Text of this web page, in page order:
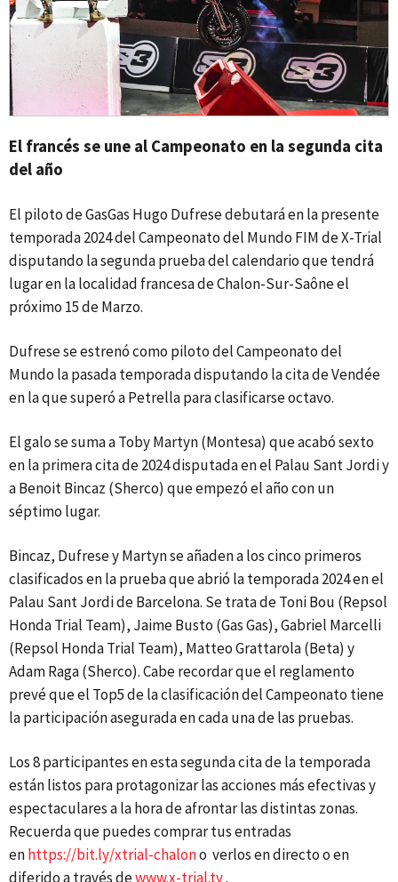
El francés se une al Campeonato en la segunda cita
del año
El piloto de GasGas Hugo Dufrese debutará en la presente
temporada 2024 del Campeonato del Mundo FIM de X-Trial
disputando la segunda prueba del calendario que tendrá
lugar en la localidad francesa de Chalon-Sur-Saône el
próximo 15 de Marzo.
Dufrese se estrenó como piloto del Campeonato del
Mundo la pasada temporada disputando la cita de Vendée
en la que superó a Petrella para clasificarse octavo.
El galo se suma a Toby Martyn (Montesa) que acabó sexto
en la primera cita de 2024 disputada en el Palau Sant Jordi y
a Benoit Bincaz (Sherco) que empezó el año con un
séptimo lugar.
Bincaz, Dufrese y Martyn se añaden a los cinco primeros
clasificados en la prueba que abrió la temporada 2024 en el
Palau Sant Jordi de Barcelona. Se trata de Toni Bou (Repsol
Honda Trial Team), Jaime Busto (Gas Gas), Gabriel Marcelli
(Repsol Honda Trial Team), Matteo Grattarola (Beta) y
Adam Raga (Sherco). Cabe recordar que el reglamento
prevé que el Top5 de la clasificación del Campeonato tiene
la participación asegurada en cada una de las pruebas.
Los 8 participantes en esta segunda cita de la temporada
están listos para protagonizar las acciones más efectivas y
espectaculares a la hora de afrontar las distintas zonas.
Recuerda que puedes comprar tus entradas
enhttps://bit.ly/xtrial-chalono verlos en directo o en
diferido a través dewww.x-trial.tv.